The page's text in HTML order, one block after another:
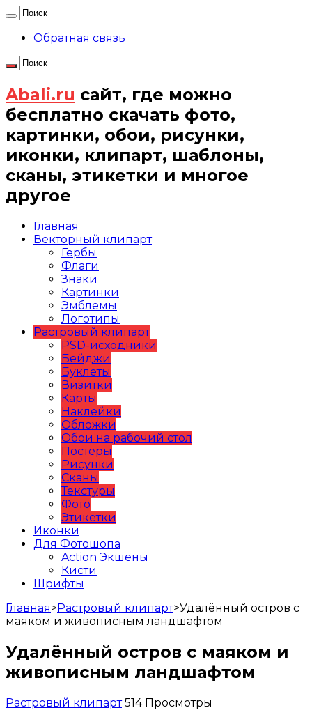
Обратная связь
Abali.ru сайт, где можно
бесплатно скачать фото,
картинки, обои, рисунки,
иконки, клипарт, шаблоны,
сканы, этикетки и многое
другое
Главная
Векторный клипарт
Гербы
Флаги
Знаки
Картинки
Эмблемы
Логотипы
Растровый клипарт
PSD-исходники
Бейджи
Буклеты
Визитки
Карты
Наклейки
Обложки
Обои на рабочий стол
Постеры
Рисунки
Сканы
Текстуры
Фото
Этикетки
Иконки
Для Фотошопа
Action Экшены
Кисти
Шрифты
Главная>Растровый клипарт>Удалённый остров с
маяком и живописным ландшафтом
Удалённый остров с маяком и
живописным ландшафтом
Растровый клипарт 514 Просмотры